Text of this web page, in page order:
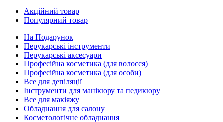
Акційний товар
Популярний товар
На Подарунок
Перукарські інструменти
Перукарські аксесуари
Професійна косметика (для волосся)
Професійна косметика (для особи)
Все для депіляції
Інструменти для манікюру та педикюру
Все для макіяжу
Обладнання для салону
Косметологічне обладнання